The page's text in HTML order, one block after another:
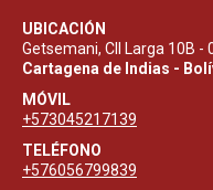
UBICACIÓN
Getsemani, Cll Larga 10B -
Cartagena de Indias -
MÓVIL
+573045217139
TELÉFONO
+576056799839